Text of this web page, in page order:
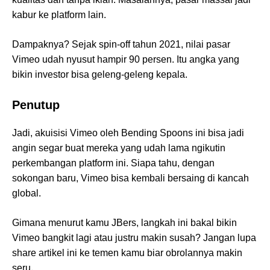
kabur ke platform lain.
Dampaknya? Sejak spin-off tahun 2021, nilai pasar
Vimeo udah nyusut hampir 90 persen. Itu angka yang
bikin investor bisa geleng-geleng kepala.
Penutup
Jadi, akuisisi Vimeo oleh Bending Spoons ini bisa jadi
angin segar buat mereka yang udah lama ngikutin
perkembangan platform ini. Siapa tahu, dengan
sokongan baru, Vimeo bisa kembali bersaing di kancah
global.
Gimana menurut kamu JBers, langkah ini bakal bikin
Vimeo bangkit lagi atau justru makin susah? Jangan lupa
share artikel ini ke temen kamu biar obrolannya makin